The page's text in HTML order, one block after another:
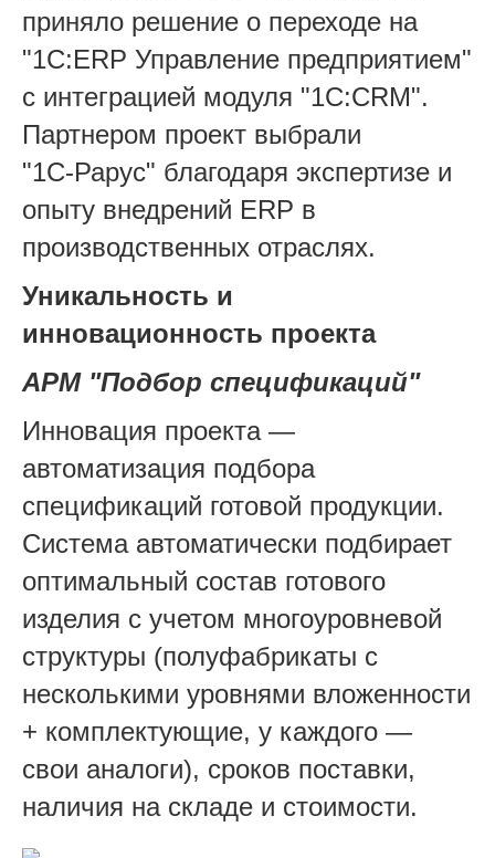
приняло решение о переходе на
"1С:ERP Управление предприятием"
с интеграцией модуля "1С:CRM".
Партнером проект выбрали
"1С‑Рарус" благодаря экспертизе и
опыту внедрений ERP в
производственных отраслях.
Уникальность и
инновационность проекта
АРМ "Подбор спецификаций"
Инновация проекта —
автоматизация подбора
спецификаций готовой продукции.
Система автоматически подбирает
оптимальный состав готового
изделия с учетом многоуровневой
структуры (полуфабрикаты с
несколькими уровнями вложенности
+ комплектующие, у каждого —
свои аналоги), сроков поставки,
наличия на складе и стоимости.